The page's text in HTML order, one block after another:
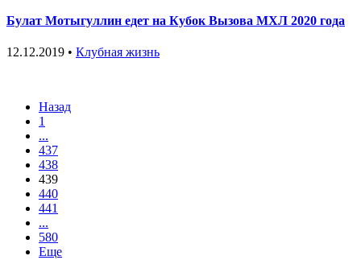
Булат Мотыгуллин едет на Кубок Вызова МХЛ 2020 года
12.12.2019 • Клубная жизнь
Назад
1
...
437
438
439
440
441
...
580
Еще